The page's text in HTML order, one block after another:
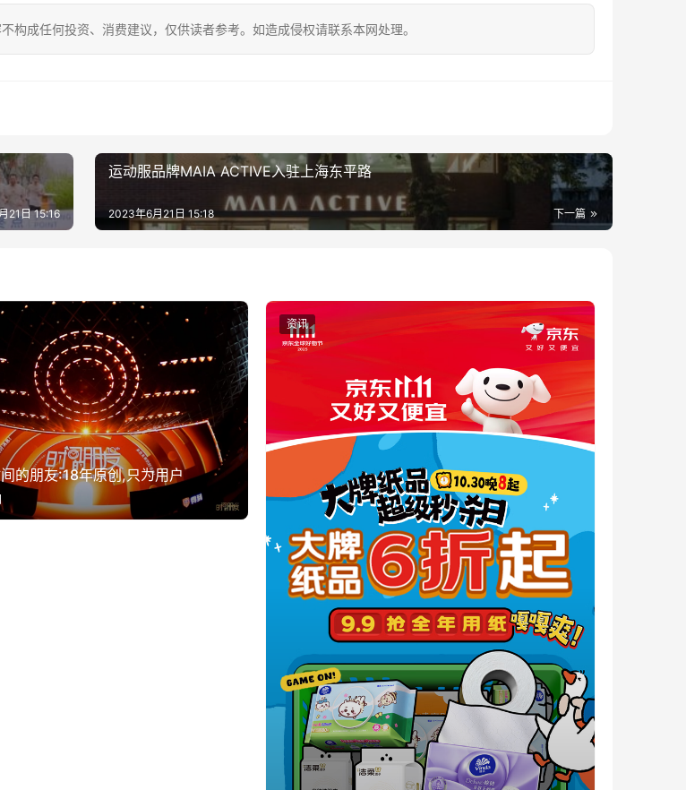
构成任何投资、消费建议，仅供读者参考。如造成侵权请联系本网处理。
21日 15:16
运动服品牌MAIA ACTIVE入驻上海东平路
下一篇
2023年6月21日 15:18
的朋友:18年原创,只为用户
资讯